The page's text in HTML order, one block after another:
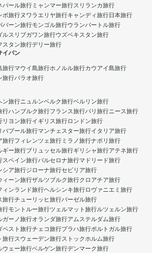
パール旅行 ミャンマー旅行スリランカ旅行
ボ旅行ヌワラエリヤ旅行キャンディ旅行日本旅行
バーン旅行モンゴル旅行ウランバートル旅行
ルスリブガワン旅行ウズベキスタン旅行
スタン旅行デリー旅行
イパン
旅行マウイ島旅行ホノルル旅行カウアイ島旅行
旅行パラオ旅行
ン旅行ニュルンベルク旅行ベルリン旅行
行ハンブルク旅行フランス旅行パリ旅行ニース旅行
リヨン旅行イギリス旅行ロンドン旅行
バプール旅行マンチェスター旅行イタリア旅行
旅行フィレンツェ旅行 ミラノ旅行ナポリ旅行
ギー旅行ブリュッセル旅行ギリシャ旅行アテネ旅行
スペイン旅行バルセロナ旅行マドリード旅行
シア旅行ジローナ旅行セビリア旅行
ィーン旅行ザルツブルク旅行クロアチア旅行
ィンランド旅行ヘルシンキ旅行ロヴァニエミ旅行
旅行チューリッヒ旅行バーゼル旅行
行モントルー旅行ツェルマット旅行ルツェルン旅行
ガーノ旅行オランダ旅行アムステルダム旅行
ペスト旅行チェコ旅行プラハ旅行ポルトガル旅行
旅行スウェーデン旅行ストックホルム旅行
ウェー旅行ベルゲン旅行デンマーク旅行